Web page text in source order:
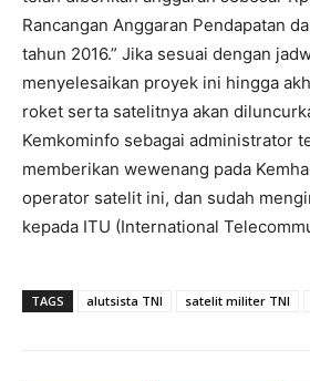
Rancangan Anggaran Pendapatan
tahun 2016.” Jika sesuai dengan
menyelesaikan proyek ini hingga
roket serta satelitnya akan
Kemkominfo sebagai administrator
memberikan wewenang pada
operator satelit ini, dan sudah
kepada ITU (International
TAGS alutsista TNI satelit militer TNI